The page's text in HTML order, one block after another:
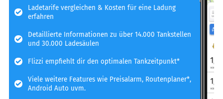
Ladetarife vergleichen & Kosten für eine Ladung
erfahren
Detaillierte Informationen zu über 14.000 Tankstellen
und 30.000 Ladesäulen
Flizzi empfiehlt dir den optimalen Tankzeitpunkt*
Viele weitere Features wie Preisalarm, Routenplaner*,
Android Auto uvm.